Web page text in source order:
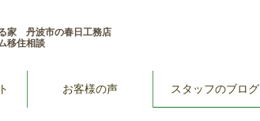
家 丹波市の春日工務店
移住相談
お客様の声 スタッフのブログ